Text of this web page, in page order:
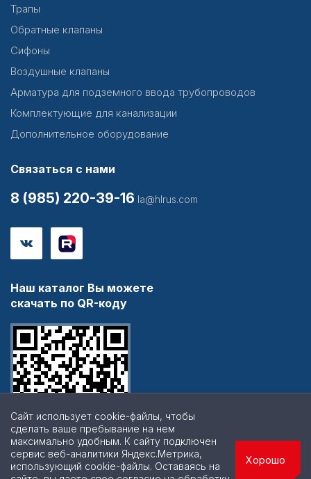
Трапы
Обратные клапаны
Сифоны
Воздушные клапаны
Арматура для подземного ввода трубопроводов
Комплектующие для канализации
Дополнительное оборудование
Связаться с нами
8 (985) 220-39-16 la@hlrus.com
Наш каталог Вы можете
скачать по QR-коду
Сайт использует cookie-файлы, чтобы
сделать ваше пребывание на нем
максимально удобным. К cайту подключен
сервис веб-аналитики Яндекс.Метрика,
использующий cookie-файлы. Оставаясь на
Хорошо